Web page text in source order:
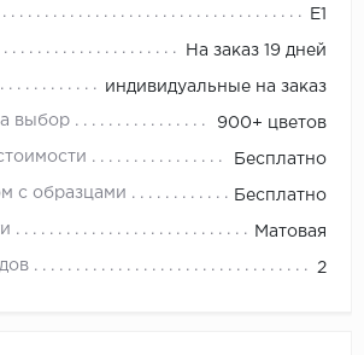
E1
На заказ 19 дней
индивидуальные на заказ
выбор 900+ цветов
Бесплатно
с образцами Бесплатно
Матовая
2